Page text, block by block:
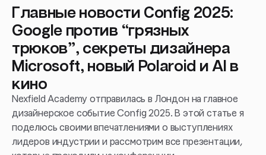
Главные новости Config 2025:
Google против “грязных
трюков”, секреты дизайнера
Microsoft, новый Polaroid и AI в
кино
Nexfield Academy отправилась в Лондон на главное
дизайнерское событие Config 2025. В этой статье я
поделюсь своими впечатлениями о выступлениях
лидеров индустрии и рассмотрим все презентации,